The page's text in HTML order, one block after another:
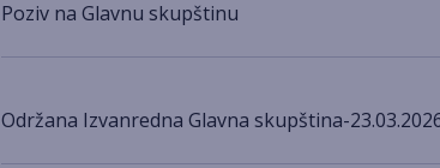
Poziv na Glavnu skupštinu
Održana Izvanredna Glavna skupština-